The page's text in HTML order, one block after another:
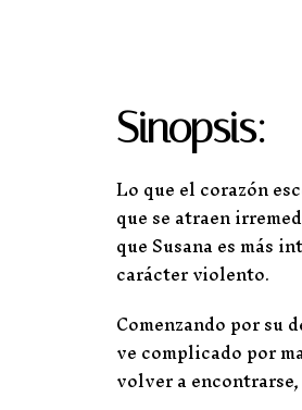
Sinopsis:
Lo que el corazón
que se atraen
que Susana es más
carácter violento.
Comenzando por su
ve complicado por
volver a